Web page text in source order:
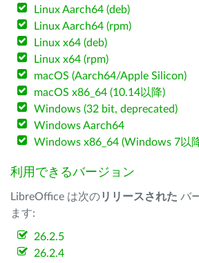
Linux Aarch64 (deb)
Linux Aarch64 (rpm)
Linux x64 (deb)
Linux x64 (rpm)
macOS (Aarch64/Apple Silicon)
macOS x86_64 (10.14以降)
Windows (32 bit, deprecated)
Windows Aarch64
Windows x86_64 (Windows 7以
利用できるバージョン
LibreOffice は次のリリースされた バ
ます:
26.2.5
26.2.4